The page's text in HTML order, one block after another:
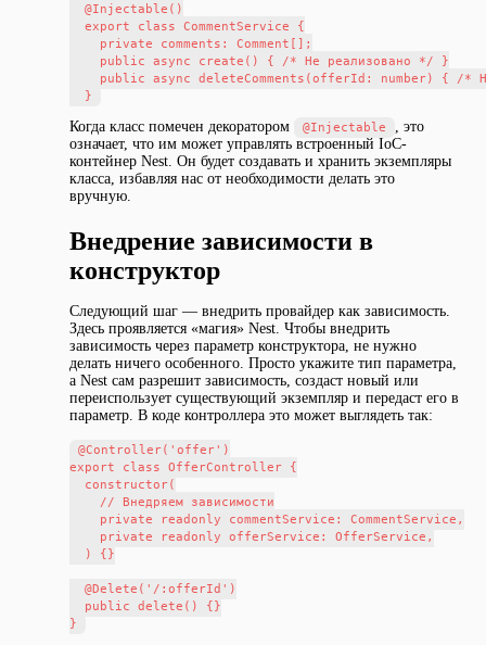
  @Injectable()
  export class CommentService {
    private comments: Comment[];
    public async create() { /* Не реализовано */ }
public async deleteComments(offerId: number) { /*
Когда класс помечен декоратором @Injectable
, это
означает, что им может управлять встроенный IoC-
контейнер Nest. Он будет создавать и хранить экземпляры
класса, избавляя нас от необходимости делать это
вручную.
Внедрение зависимости в
конструктор
Следующий шаг — внедрить провайдер как зависимость.
Здесь проявляется «магия» Nest. Чтобы внедрить
зависимость через параметр конструктора, не нужно
делать ничего особенного. Просто укажите тип параметра,
а Nest сам разрешит зависимость, создаст новый или
переиспользует существующий экземпляр и передаст его в
параметр. В коде контроллера это может выглядеть так:
@Controller('offer')
export class OfferController {
  constructor(
    // Внедряем зависимости
    private readonly commentService: CommentService,
    private readonly offerService: OfferService,
  ) {}
  @Delete('/:offerId')
  public delete() {}